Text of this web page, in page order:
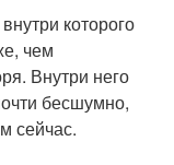
которого
чем
Внутри него
бесшумно,
сейчас.